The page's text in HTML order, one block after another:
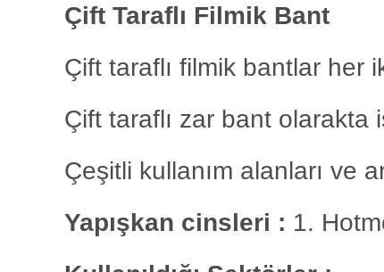
Çift Taraflı Filmik Bant
Çift taraflı filmik bantlar her
Çift taraflı zar bant olarakta
Çeşitli kullanım alanları ve
Yapışkan cinsleri : 1.